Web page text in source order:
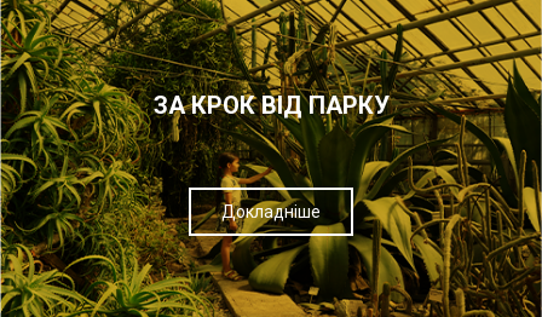
ЗА КРОК ВІД ПАРКУ
Докладніше